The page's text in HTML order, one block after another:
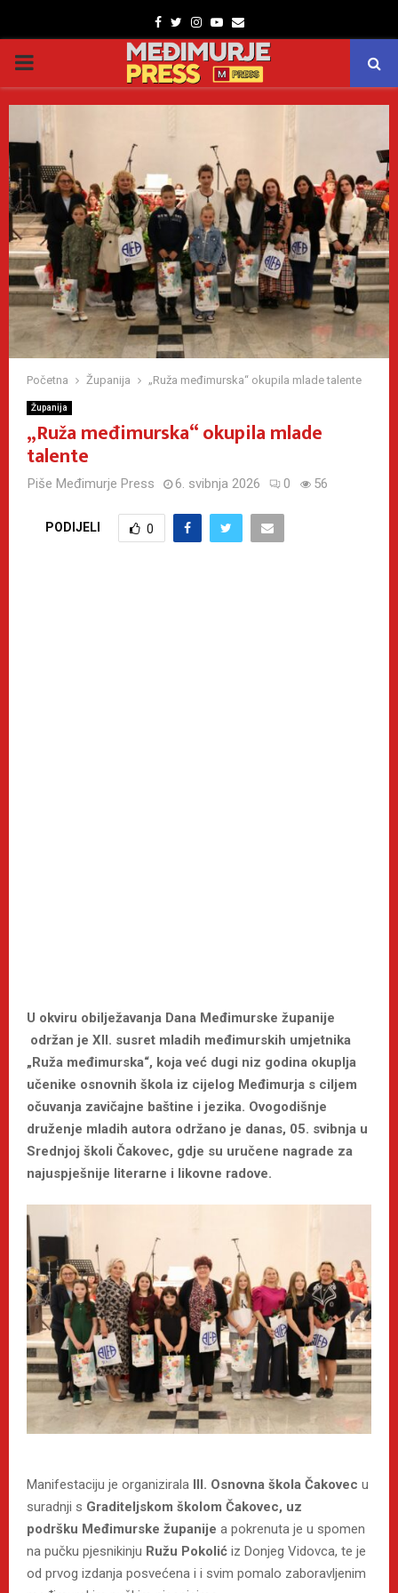
Facebook
TwitterInstagram
Youtube
Email
PRIMARY
MENU
Početna Županija „Ruža međimurska“ okupila mlade talente
Županija
„Ruža međimurska“ okupila mlade
talente
Piše Međimurje Press 6. svibnja 2026 0 56
PODIJELI 0
U okviru obilježavanja Dana Međimurske županije
održan je XII. susret mladih međimurskih umjetnika
„Ruža međimurska“, koja već dugi niz godina okuplja
učenike osnovnih škola iz cijelog Međimurja s ciljem
očuvanja zavičajne baštine i jezika. Ovogodišnje
druženje mladih autora održano je danas, 05. svibnja u
Srednjoj školi Čakovec, gdje su uručene nagrade za
najuspješnije literarne i likovne radove.
Manifestaciju je organizirala III. Osnovna škola Čakovec u
suradnji s Graditeljskom školom Čakovec, uz
podršku Međimurske županije a pokrenuta je u spomen
na pučku pjesnikinju Ružu Pokolić iz Donjeg Vidovca, te je
od prvog izdanja posvećena i i svim pomalo zaboravljenim